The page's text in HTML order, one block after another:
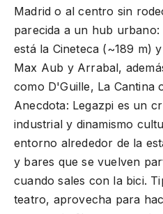
Madrid o al centro sin
parecida a un hub
está la Cineteca (~189 m)
Max Aub y Arrabal,
como D'Guille, La Cantina
Anecdota: Legazpi es un
industrial y dinamismo
entorno alrededor de la
y bares que se vuelven
cuando sales con la bici.
teatro, aprovecha para